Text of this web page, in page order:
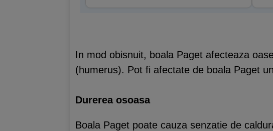
In mod obisnuit, boala Paget afecteaza
(humerus). Pot fi afectate de boala Paget
Durerea osoasa
Boala Paget poate cauza senzatie de